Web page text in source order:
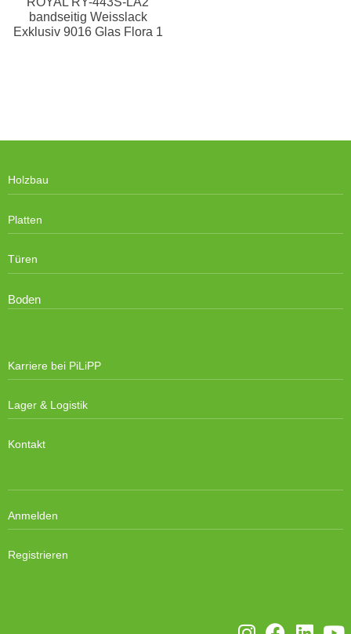
bandseitig Weisslack
Exklusiv 9016 Glas Flora 1
Holzbau
Platten
Türen
Boden
Karriere bei PiLiPP
Lager & Logistik
Kontakt
Anmelden
Registrieren